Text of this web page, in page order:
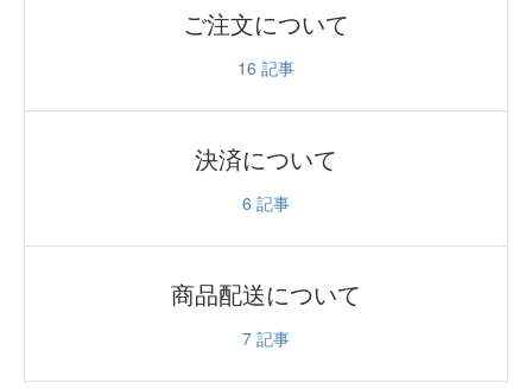
ご注文について
16 記事
決済について
6 記事
商品配送について
7 記事